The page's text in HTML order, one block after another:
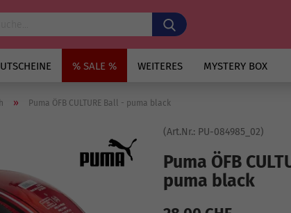
% SALE % WEITERES MYSTERY BOX
» Puma ÖFB CULTURE Ball - puma black
(Art.Nr.: PU-084985_02)
Puma ÖFB
puma black